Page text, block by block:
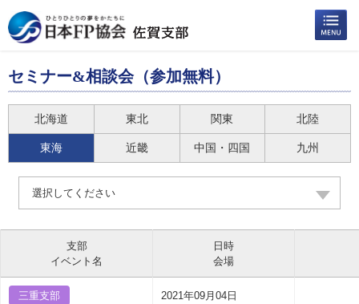
セミナー&相談会（参加無料）
北海道 東北 関東 北陸
東海 近畿 中国・四国 九州
選択してください
支部
イベント名
日時
会場
三重支部
2021年09月04日